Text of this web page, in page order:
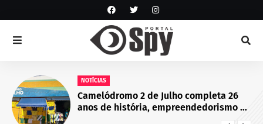
NOTÍCIAS
Camelódromo 2 de Julho completa 26
anos de história, empreendedorismo e